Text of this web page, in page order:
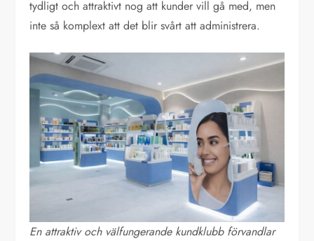
tydligt och attraktivt nog att kunder vill gå med, men
inte så komplext att det blir svårt att administrera.
En attraktiv och välfungerande kundklubb förvandlar